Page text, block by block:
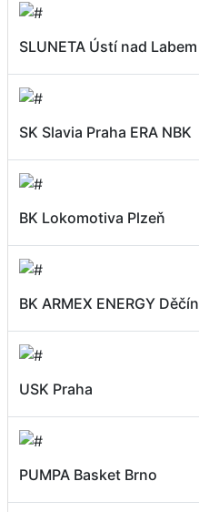
SLUNETA Ústí nad Labem
SK Slavia Praha ERA NBK
BK Lokomotiva Plzeň
BK ARMEX ENERGY Děčín
USK Praha
PUMPA Basket Brno